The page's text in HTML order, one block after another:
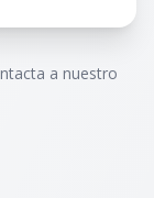
a nuestro